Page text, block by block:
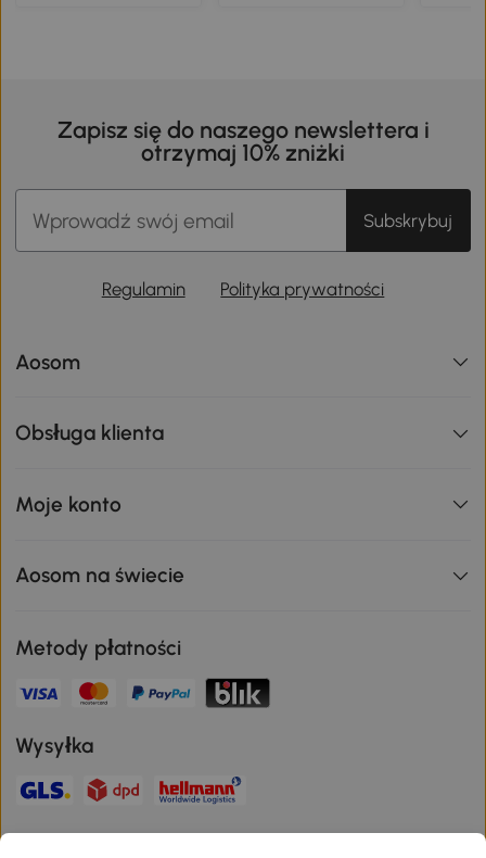
Zapisz się do naszego newslettera i
otrzymaj 10% zniżki
Subskrybuj
Regulamin Polityka prywatności
Aosom
Obsługa klienta
Moje konto
Aosom na świecie
Metody płatności
Wysyłka